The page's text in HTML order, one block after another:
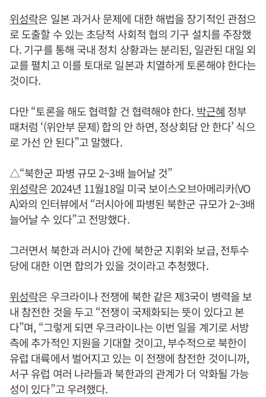
위성락은 일본 과거사 문제에 대한 해법을 장기적인 관점으
로 도출할 수 있는 초당적 사회적 협의 기구 설치를 주장했
다. 기구를 통해 국내 정치 상황과는 분리된, 일관된 대일 외
교를 펼치고 이를 토대로 일본과 치열하게 토론해야 한다는
것이다.
다만 “토론을 해도 협력할 건 협력해야 한다. 박근혜 정부
때처럼 ‘(위안부 문제) 합의 안 하면, 정상회담 안 한다’ 식으
로 가선 안 된다”고 말했다.
△“북한군 파병 규모 2~3배 늘어날 것”
위성락은 2024년 11월18일 미국 보이스오브아메리카(VO
A)와의 인터뷰에서 “러시아에 파병된 북한군 규모가 2~3배
늘어날 수 있다”고 전망했다.
그러면서 북한과 러시아 간에 북한군 지휘와 보급, 전투수
당에 대한 이면 합의가 있을 것이라고 추청했다.
위성락은 우크라이나 전쟁에 북한 같은 제3국이 병력을 보
내 참전한 것을 두고 “전쟁이 국제화되는 뜻이 있다고 본
다”며, “그렇게 되면 우크라이나는 이번 일을 계기로 서방
측에 추가적인 지원을 기대할 것이고, 부수적으로 북한이
유럽 대륙에서 벌어지고 있는 이 전쟁에 참전한 것이니까,
서구 유럽 여러 나라들과 북한과의 관계가 더 악화될 가능
성이 있다”고 우려했다.